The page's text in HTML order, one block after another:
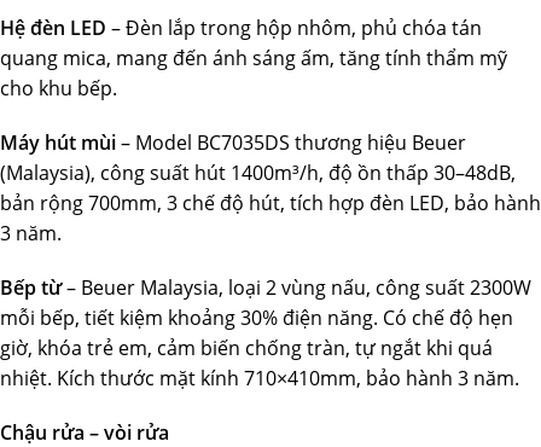
Hệ đèn LED – Đèn lắp trong hộp nhôm, phủ chóa tán
quang mica, mang đến ánh sáng ấm, tăng tính thẩm mỹ
cho khu bếp.
Máy hút mùi– Model BC7035DS thương hiệu Beuer
(Malaysia), công suất hút 1400m³/h, độ ồn thấp 30–48dB,
bản rộng 700mm, 3 chế độ hút, tích hợp đèn LED, bảo hành
3 năm.
Bếp từ– Beuer Malaysia, loại 2 vùng nấu, công suất 2300W
mỗi bếp, tiết kiệm khoảng 30% điện năng. Có chế độ hẹn
giờ, khóa trẻ em, cảm biến chống tràn, tự ngắt khi quá
nhiệt. Kích thước mặt kính 710×410mm, bảo hành 3 năm.
Chậu rửa – vòi rửa